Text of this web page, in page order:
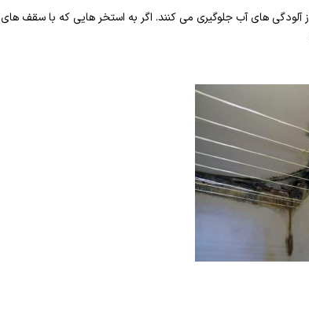
آلودگی های آب جلوگیری می کنند. اگر به استخر هایی که با سقف های